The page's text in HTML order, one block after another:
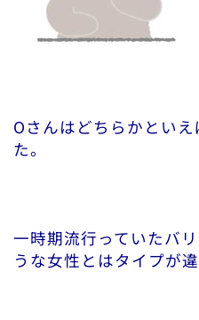
Oさんはどちらかとい
た。
一時期流行っていたバ
うな女性とはタイプが